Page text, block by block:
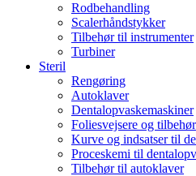
Rodbehandling
Scalerhåndstykker
Tilbehør til instrumenter
Turbiner
Steril
Rengøring
Autoklaver
Dentalopvaskemaskiner
Foliesvejsere og tilbehør
Kurve og indsatser til
Proceskemi til
Tilbehør til autoklaver